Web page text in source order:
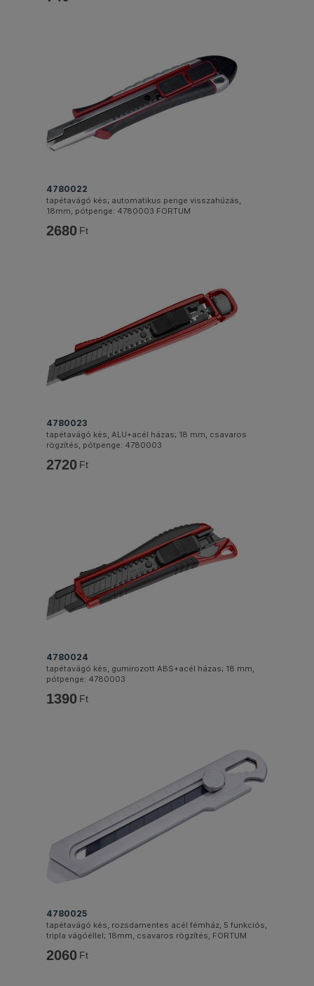
4780022
tapétavágó kés; automatikus penge visszahúzás,
18mm, pótpenge: 4780003 FORTUM
2680 Ft
4780023
tapétavágó kés, ALU+acél házas; 18 mm, csavaros
rögzítés, pótpenge: 4780003
2720 Ft
4780024
tapétavágó kés, gumirozott ABS+acél házas; 18 mm,
pótpenge: 4780003
1390 Ft
4780025
tapétavágó kés, rozsdamentes acél fémház, 5 funkciós,
tripla vágóéllel; 18mm, csavaros rögzítés, FORTUM
2060 Ft